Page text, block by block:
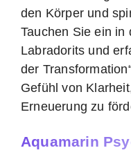
den Körper und
Tauchen Sie ein in
Labradorits und
der
Gefühl von
Erneuerung zu
Aquamarin